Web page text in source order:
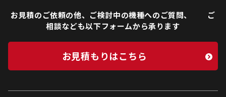
お見積のご依頼の他、ご検討中の機種へのご質問、 ご
相談なども以下フォームから承ります
お見積もりはこちら